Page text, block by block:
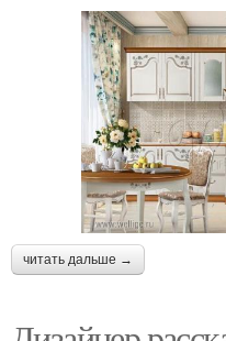
читать дальше →